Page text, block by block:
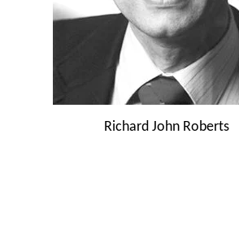
Richard John Roberts